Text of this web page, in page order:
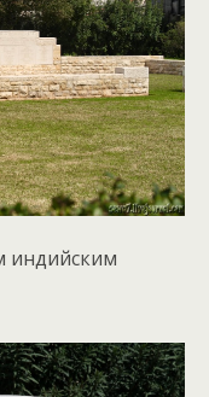
индийским